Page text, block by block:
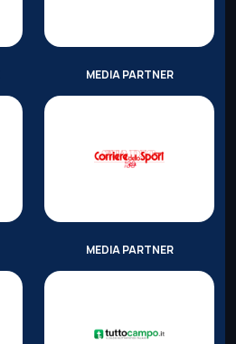
MEDIA PARTNER
MEDIA PARTNER